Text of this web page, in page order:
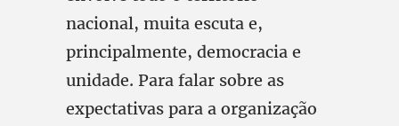
nacional, muita escuta e,
principalmente, democracia e
unidade. Para falar sobre as
expectativas para a organização